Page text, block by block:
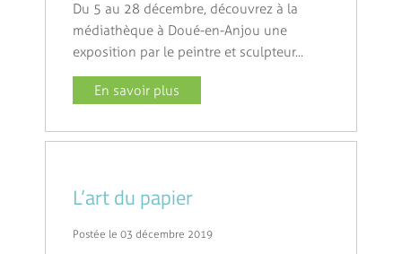
Du 5 au 28 décembre, découvrez à la
médiathèque à Doué-en-Anjou une
exposition par le peintre et sculpteur...
En savoir plus
L’art du papier
Postée le 03 décembre 2019